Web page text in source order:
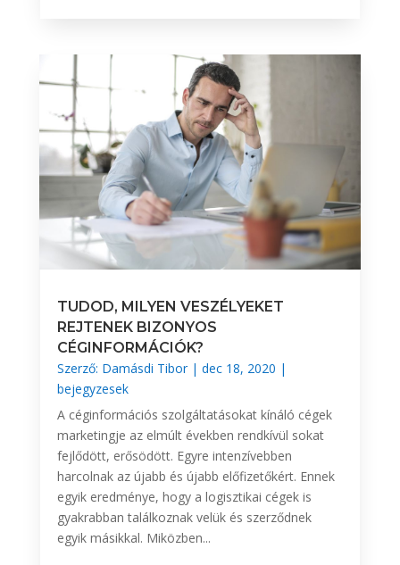
TUDOD, MILYEN VESZÉLYEKET
REJTENEK BIZONYOS
CÉGINFORMÁCIÓK?
Szerző: Damásdi Tibor| dec 18, 2020 |
bejegyzesek
A céginformációs szolgáltatásokat kínáló cégek
marketingje az elmúlt években rendkívül sokat
fejlődött, erősödött. Egyre intenzívebben
harcolnak az újabb és újabb előfizetőkért. Ennek
egyik eredménye, hogy a logisztikai cégek is
gyakrabban találkoznak velük és szerződnek
egyik másikkal. Miközben...